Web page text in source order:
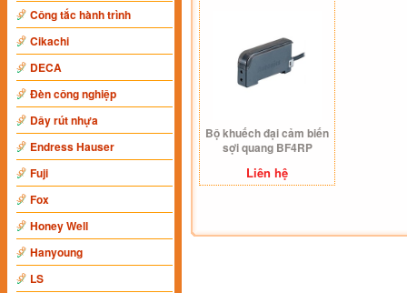
Công tắc hành trình
Cikachi
DECA
Đèn công nghiệp
Dây rút nhựa
Endress Hauser
Fuji
Fox
Honey Well
Hanyoung
LS
Bộ khuếch đại cảm biến
sợi quang BF4RP
Liên hệ